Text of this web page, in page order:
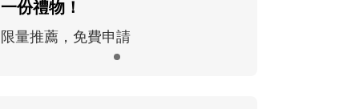
一份禮物！
限量推薦，免費申請